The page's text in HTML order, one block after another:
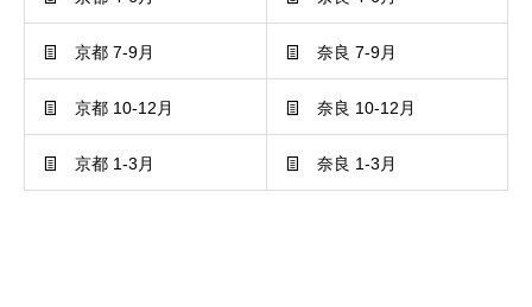
京都 7-9月 奈良 7-9月
京都 10-12月 奈良 10-12月
京都 1-3月 奈良 1-3月